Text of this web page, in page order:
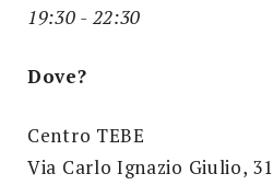
19:30 - 22:30
Dove?
Centro TEBE
Via Carlo Ignazio Giulio, 31